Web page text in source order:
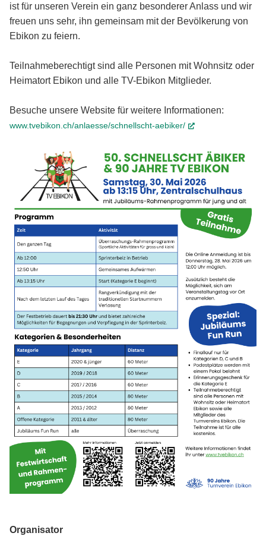
ist für unseren Verein ein ganz besonderer Anlass und wir
freuen uns sehr, ihn gemeinsam mit der Bevölkerung von
Ebikon zu feiern.
Teilnahmeberechtigt sind alle Personen mit Wohnsitz oder
Heimatort Ebikon und alle TV-Ebikon Mitglieder.
Besuche unsere Website für weitere Informationen:
www.tvebikon.ch/anlaesse/schnellscht-aebiker/ (External Link)
Organisator